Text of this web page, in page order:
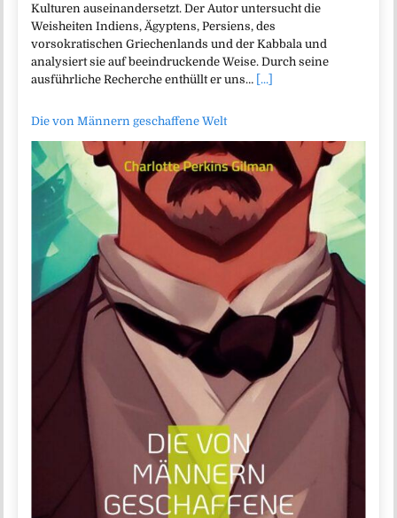
Kulturen auseinandersetzt. Der Autor untersucht die
Weisheiten Indiens, Ägyptens, Persiens, des
vorsokratischen Griechenlands und der Kabbala und
analysiert sie auf beeindruckende Weise. Durch seine
ausführliche Recherche enthüllt er uns… [...]
Die von Männern geschaffene Welt